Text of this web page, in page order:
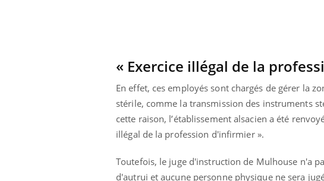
« Exercice illégal de la
En effet, ces employés sont chargés de gérer la
stérile, comme la transmission des instruments
cette raison, l’établissement alsacien a été
illégal de la profession d'infirmier ».
Toutefois, le juge d'instruction de Mulhouse n'a
d'autrui et aucune personne physique ne sera